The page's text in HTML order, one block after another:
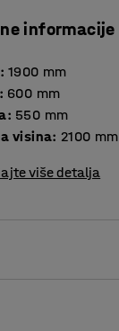
informacije
: 1900 mm
: 600 mm
: 550 mm
visina: 2100 mm
više detalja